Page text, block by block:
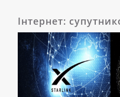
Інтернет: